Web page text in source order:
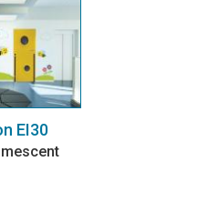
EI30